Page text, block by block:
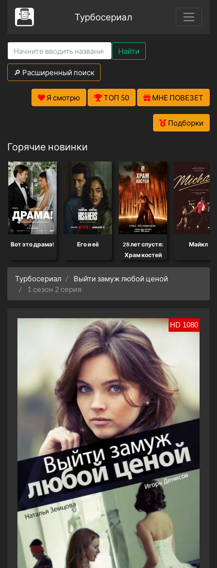
Турбосериал
Найти
🔎 Расширенный поиск
Я смотрю ТОП 50 МНЕ ПОВЕЗЕТ
Подборки
Горячие новинки
Вот это драма! Его и её
28 лет спустя:
Храм костей
Майкл
Турбосериал
Выйти замуж любой ценой
1 сезон 2 серия
HD 1080